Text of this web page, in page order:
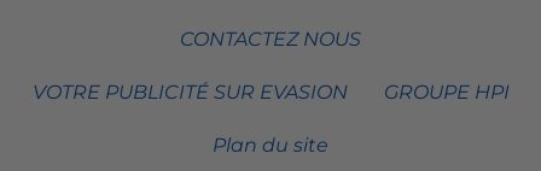
CONTACTEZ NOUS
VOTRE PUBLICITÉ SUR EVASION GROUPE HPI
Plan du site